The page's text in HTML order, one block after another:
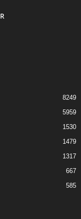
8249
5959
1530
1479
1317
667
585